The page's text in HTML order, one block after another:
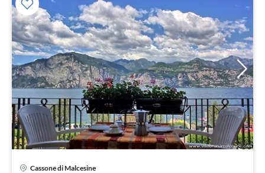
Cassone di Malcesine